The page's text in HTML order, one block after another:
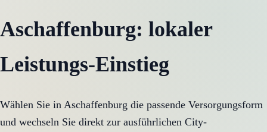
Aschaffenburg: lokaler
Leistungs-Einstieg
Wählen Sie in Aschaffenburg die passende Versorgungsform
und wechseln Sie direkt zur ausführlichen City-